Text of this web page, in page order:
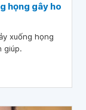
họng gây ho
xuống họng
giúp.